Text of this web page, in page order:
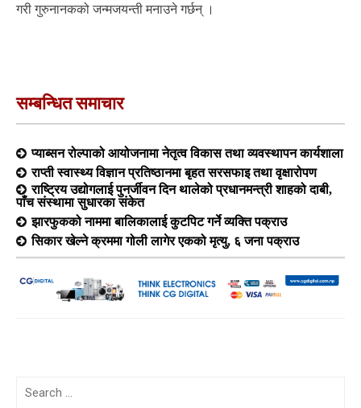
गरी गुरुनानकको जन्मजयन्ती मनाउने गर्छन् ।
सम्बन्धित समाचार
प्याब्सन रोल्पाको आयोजनामा नेतृत्व विकास तथा व्यवस्थापन कार्यशाला
राप्ती स्वास्थ्य विज्ञान प्रतिष्ठानमा बृहत सरसफाइ तथा वृक्षारोपण
राष्ट्रिय उद्योगलाई पुनर्जीवन दिन थालेको प्रधानमन्त्री शाहको दाबी,
पाँच संस्थामा सुधारका संकेत
झारफुकको नाममा बालिकालाई कुटपिट गर्ने व्यक्ति पक्राउ
सिकार खेल्ने क्रममा गोली लागेर एकको मृत्यु, ६ जना पक्राउ
Search